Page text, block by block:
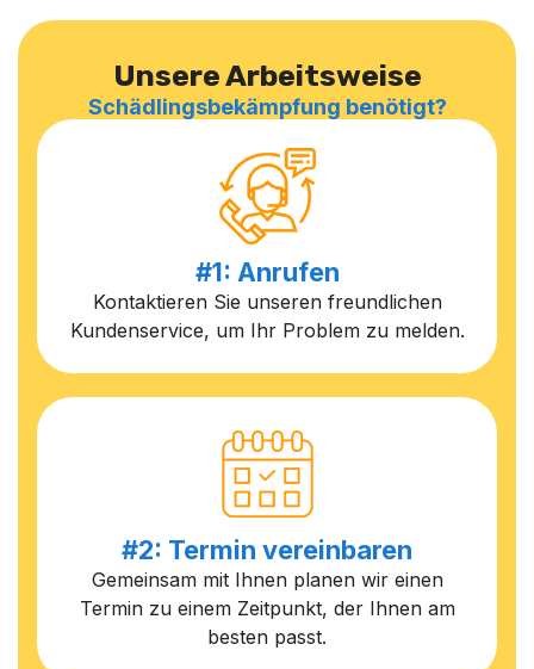
Unsere Arbeitsweise
Schädlingsbekämpfung benötigt?
#1: Anrufen
Kontaktieren Sie unseren freundlichen
Kundenservice, um Ihr Problem zu melden.
#2: Termin vereinbaren
Gemeinsam mit Ihnen planen wir einen
Termin zu einem Zeitpunkt, der Ihnen am
besten passt.